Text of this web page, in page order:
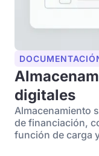
digitales
Almacenamiento
de financiación,
función de carga